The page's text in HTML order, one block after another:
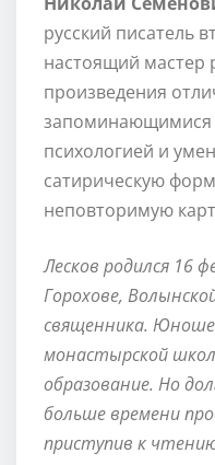
русский писатель
настоящий мастер
произведения
запоминающимися
психологией и
сатирическую
неповторимую
Лесков родился 16
Горохове,
священника.
монастырской
образование. Но
больше времени
приступив к